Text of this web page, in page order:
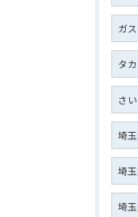
ガ
タ
さ
埼
埼
埼